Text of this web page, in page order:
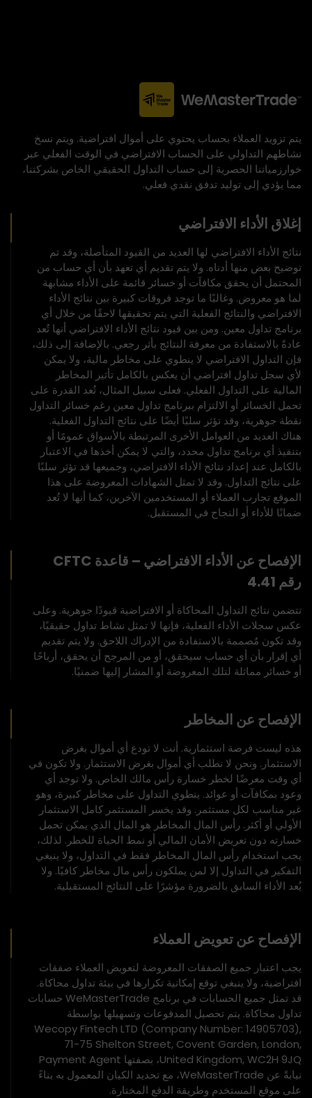
يتم تزويد العملاء بحساب يحتوي على أموال افتراضية. ويتم نسخ
نشاطهم التداولي على الحساب الافتراضي في الوقت الفعلي عبر
خوارزمياتنا الحصرية إلى حساب التداول الحقيقي الخاص بشركتنا،
مما يؤدي إلى توليد تدفق نقدي فعلي.
إغلاق الأداء الافتراضي
نتائج الأداء الافتراضي لها العديد من القيود المتأصلة، وقد تم
توضيح بعض منها أدناه. ولا يتم تقديم أي تعهد بأن أي حساب من
المحتمل أن يحقق مكافآت أو خسائر قائمة على الأداء مشابهة
لما هو معروض. وغالبًا ما توجد فروقات كبيرة بين نتائج الأداء
الافتراضي والنتائج الفعلية التي يتم تحقيقها لاحقًا من خلال أي
برنامج تداول معين. ومن بين قيود نتائج الأداء الافتراضي أنها تُعد
عادةً بالاستفادة من معرفة النتائج بأثر رجعي. بالإضافة إلى ذلك،
فإن التداول الافتراضي لا ينطوي على مخاطر مالية، ولا يمكن
لأي سجل تداول افتراضي أن يعكس بالكامل تأثير المخاطر
المالية على التداول الفعلي. فعلى سبيل المثال، تُعد القدرة على
تحمل الخسائر أو الالتزام ببرنامج تداول معين رغم خسائر التداول
نقطة جوهرية، وقد تؤثر سلبًا أيضًا على نتائج التداول الفعلية.
هناك العديد من العوامل الأخرى المرتبطة بالأسواق عمومًا أو
بتنفيذ أي برنامج تداول محدد، والتي لا يمكن أخذها في الاعتبار
بالكامل عند إعداد نتائج الأداء الافتراضي، وجميعها قد تؤثر سلبًا
على نتائج التداول. وقد لا تمثل الشهادات المعروضة على هذا
الموقع تجارب العملاء أو المستخدمين الآخرين، كما أنها لا تُعد
ضمانًا للأداء أو النجاح في المستقبل.
الإفصاح عن الأداء الافتراضي – قاعدة CFTC
رقم 4.41
تتضمن نتائج التداول المحاكاة أو الافتراضية قيودًا جوهرية. وعلى
عكس سجلات الأداء الفعلية، فإنها لا تمثل نشاط تداول حقيقيًا،
وقد تكون مُصممة بالاستفادة من الإدراك اللاحق. ولا يتم تقديم
أي إقرار بأن أي حساب سيحقق، أو من المرجح أن يحقق، أرباحًا
أو خسائر مماثلة لتلك المعروضة أو المشار إليها ضمنيًا.
الإفصاح عن المخاطر
هذه ليست فرصة استثمارية. أنت لا تودع أي أموال بغرض
الاستثمار. ونحن لا نطلب أي أموال بغرض الاستثمار. ولا تكون في
أي وقت معرضًا لخطر خسارة رأس مالك الخاص. ولا توجد أي
وعود بمكافآت أو عوائد. ينطوي التداول على مخاطر كبيرة، وهو
غير مناسب لكل مستثمر. وقد يخسر المستثمر كامل الاستثمار
الأولي أو أكثر. رأس المال المخاطر هو المال الذي يمكن تحمل
خسارته دون تعريض الأمان المالي أو نمط الحياة للخطر. لذلك،
يجب استخدام رأس المال المخاطر فقط في التداول، ولا ينبغي
التفكير في التداول إلا لمن يملكون رأس مال مخاطر كافيًا. ولا
يُعد الأداء السابق بالضرورة مؤشرًا على النتائج المستقبلية.
الإفصاح عن تعويض العملاء
يجب اعتبار جميع الصفقات المعروضة لتعويض العملاء صفقات
افتراضية، ولا ينبغي توقع إمكانية تكرارها في بيئة تداول محاكاة.
قد تمثل جميع الحسابات في برنامج WeMasterTrade حسابات
تداول محاكاة. يتم تحصيل المدفوعات وتسهيلها بواسطة
Wecopy Fintech LTD (Company Number: 14905703),
71-75 Shelton Street, Covent Garden, London,
United Kingdom, WC2H 9JQ، بصفتها Payment Agent
نيابةً عن WeMasterTrade، مع تحديد الكيان المعمول به بناءً
على موقع المستخدم وطريقة الدفع المختارة.